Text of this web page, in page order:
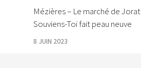
Mézières – Le marché de Jorat
Souviens-Toi fait peau neuve
8 JUIN 2023